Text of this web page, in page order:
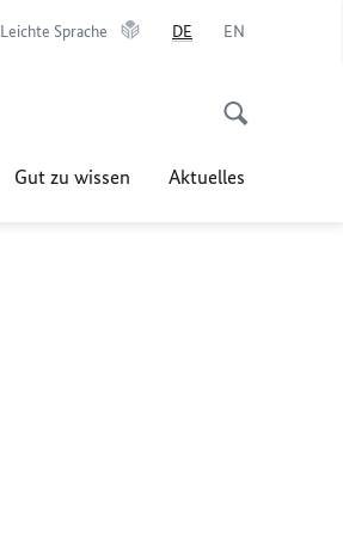
Leichte Sprache DE EN
Gut zu wissen Aktuelles